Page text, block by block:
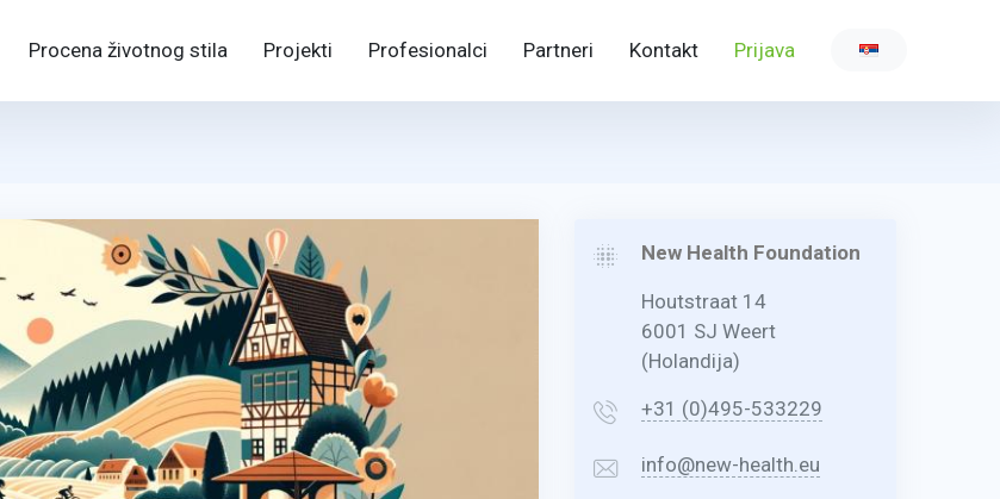
Procena životnog stila Projekti Profesionalci Partneri Kontakt Prijava
New Health Foundation
Houtstraat 14
6001 SJ Weert
(Holandija)
+31 (0)495-533229
info@new-health.eu